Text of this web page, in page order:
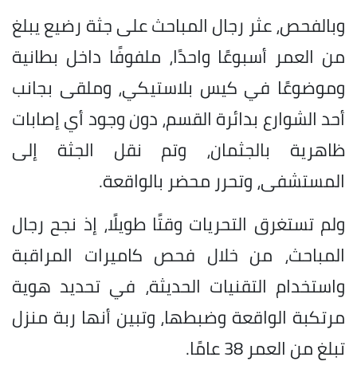
وبالفحص، عثر رجال المباحث على جثة رضيع يبلغ
من العمر أسبوعًا واحدًا، ملفوفًا داخل بطانية
وموضوعًا في كيس بلاستيكي، وملقى بجانب
أحد الشوارع بدائرة القسم، دون وجود أي إصابات
ظاهرية بالجثمان، وتم نقل الجثة إلى
المستشفى، وتحرر محضر بالواقعة.
ولم تستغرق التحريات وقتًا طويلًا، إذ نجح رجال
المباحث، من خلال فحص كاميرات المراقبة
واستخدام التقنيات الحديثة، في تحديد هوية
مرتكبة الواقعة وضبطها، وتبين أنها ربة منزل
تبلغ من العمر 38 عامًا.